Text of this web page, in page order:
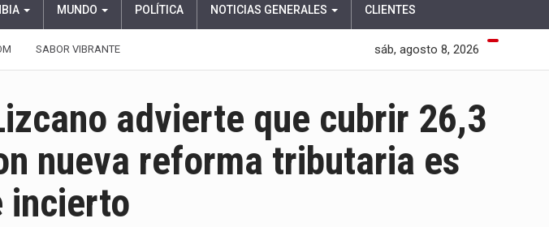
MUNDO POLÍTICA NOTICIAS GENERALES CLIENTES
SABOR VIBRANTE sáb, agosto 8, 2026
advierte que cubrir 26,3
nueva reforma tributaria es
incierto